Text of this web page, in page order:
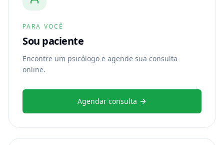
PARA VOCÊ
Sou paciente
Encontre um psicólogo e agende sua consulta
online.
Agendar consulta